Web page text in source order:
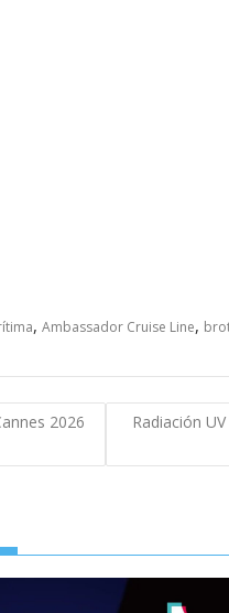
, Ambassador Cruise Line,
2026
Radiación